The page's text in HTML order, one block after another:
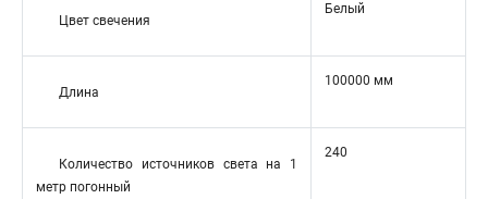
Цвет свечения
Белый
Длина
100000 мм
Количество источников света на 1
метр погонный
240